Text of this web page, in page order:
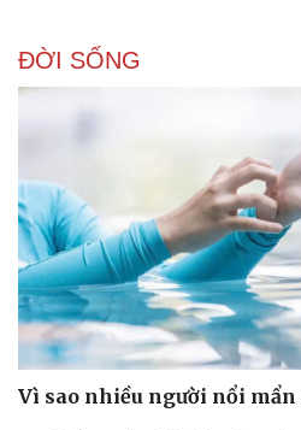
ĐỜI SỐNG
Vì sao nhiều người nổi mẩn